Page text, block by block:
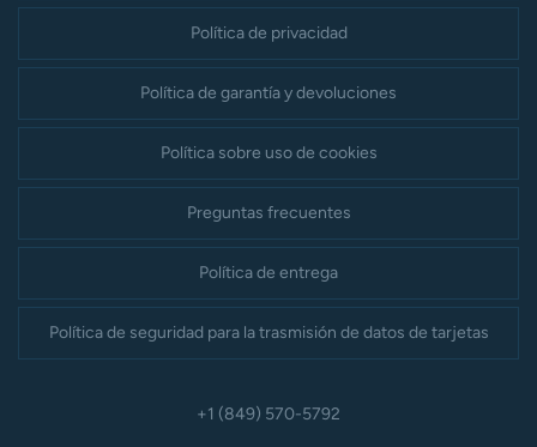
Política de privacidad
Política de garantía y devoluciones
Política sobre uso de cookies
Preguntas frecuentes
Política de entrega
Política de seguridad para la trasmisión de datos de tarjetas
+1 (849) 570-5792